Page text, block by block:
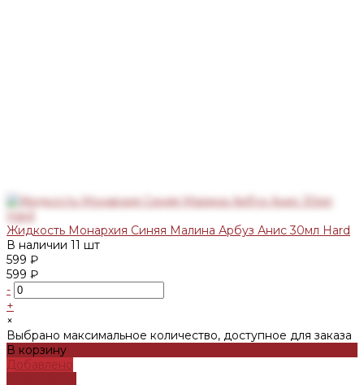
Жидкость Монархия Синяя Малина Арбуз Анис 30мл Hard
В наличии 11 шт
599 ₽
599 ₽
-
+
×
Выбрано максимальное количество, доступное для заказа
В корзину
Добавлено